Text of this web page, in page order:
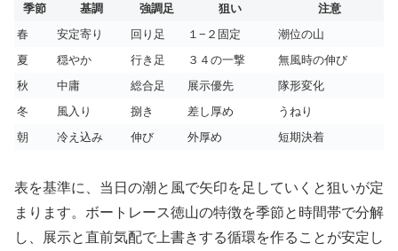
季節 基調 強調足 狙い
注意
春
安定寄り 回り足 １−２固定
潮位の山
夏
穏やか 行き足 ３４の一撃
無風時の伸び
秋
中庸 総合足 展示優先
隊形変化
冬
風入り 捌き 差し厚め
うねり
朝
冷え込み 伸び 外厚め 短期決着
表を基準に、当日の潮と風で矢印を足していくと狙いが定
まります。ボートレース徳山の特徴を季節と時間帯で分解
し、展示と直前気配で上書きする循環を作ることが安定し